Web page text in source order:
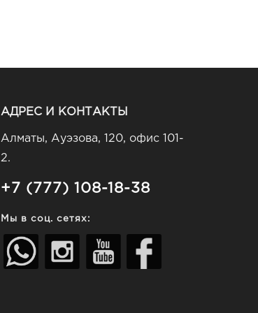
АДРЕС И КОНТАКТЫ
Алматы, Ауэзова, 120, офис 101-
2.
+7 (777) 108-18-38
Мы в соц. сетях: